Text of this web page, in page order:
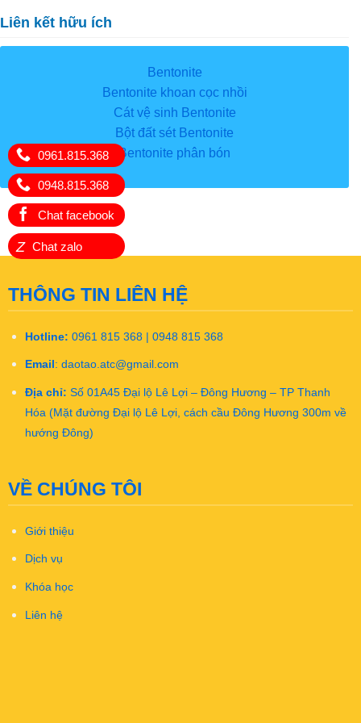
0961.815.368
0948.815.368
Chat facebook
Z Chat zalo
Liên kết hữu ích
Bentonite
Bentonite khoan cọc nhồi
Cát vệ sinh Bentonite
Bột đất sét Bentonite
Bentonite phân bón
THÔNG TIN LIÊN HỆ
Hotline: 0961 815 368 | 0948 815 368
Email : daotao.atc@gmail.com
Địa chỉ: Số 01A45 Đại lộ Lê Lợi – Đông Hương – TP Thanh
Hóa (Mặt đường Đại lộ Lê Lợi, cách cầu Đông Hương 300m về
hướng Đông)
VỀ CHÚNG TÔI
Giới thiệu
Dịch vụ
Khóa học
Liên hệ